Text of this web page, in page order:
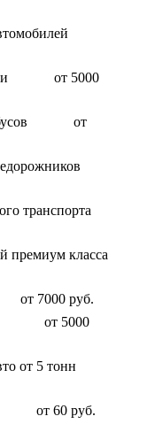
от 5000
от
транспорта
премиум класса
от 7000 руб.
от 5000
от 5 тонн
от 60 руб.